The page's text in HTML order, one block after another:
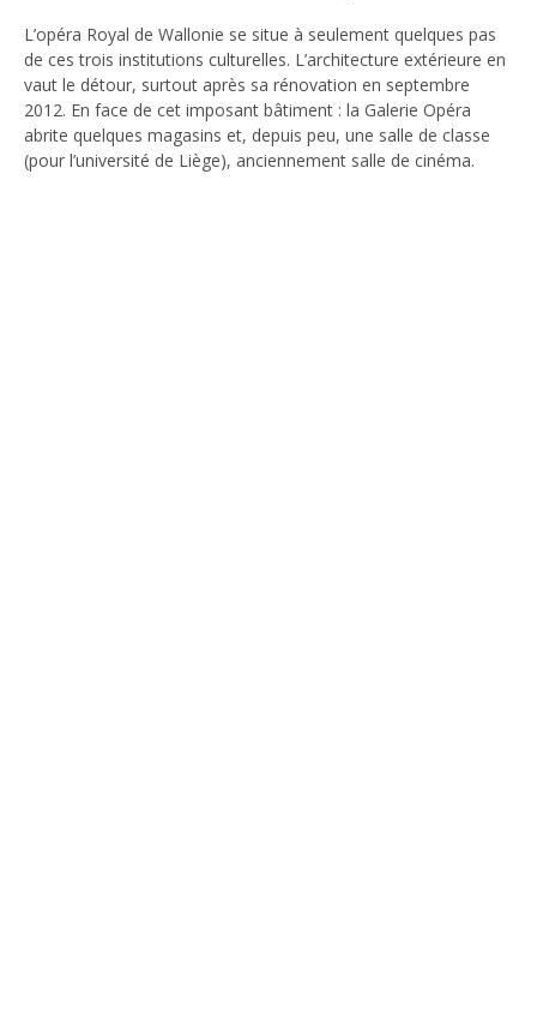
L’opéra Royal de Wallonie se situe à seulement quelques pas
de ces trois institutions culturelles. L’architecture extérieure en
vaut le détour, surtout après sa rénovation en septembre
2012. En face de cet imposant bâtiment : la Galerie Opéra
abrite quelques magasins et, depuis peu, une salle de classe
(pour l’université de Liège), anciennement salle de cinéma.